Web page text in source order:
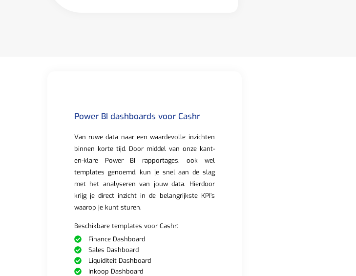
Power BI dashboards voor Cashr
Van ruwe data naar een waardevolle inzichten
binnen korte tijd. Door middel van onze kant-
en-klare Power BI rapportages, ook wel
templates genoemd, kun je snel aan de slag
met het analyseren van jouw data. Hierdoor
krijg je direct inzicht in de belangrijkste KPI’s
waarop je kunt sturen.
Beschikbare templates voor Cashr:
Finance Dashboard
Sales Dashboard
Liquiditeit Dashboard
Inkoop Dashboard